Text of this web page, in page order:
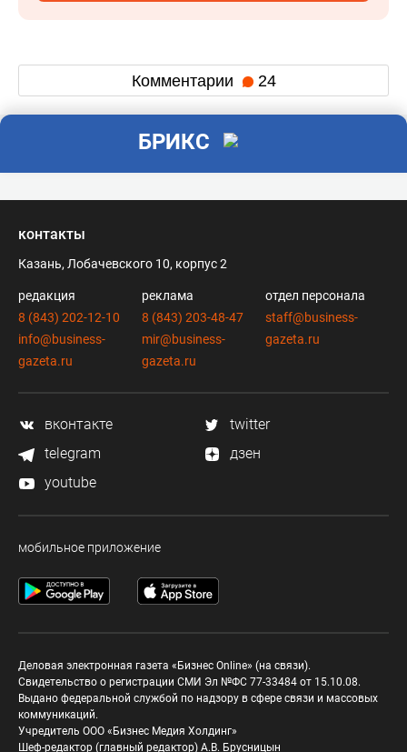
Комментарии 24
БРИКС
контакты
Казань, Лобачевского 10, корпус 2
редакция
8 (843) 202-12-10
info@business-
gazeta.ru
реклама
8 (843) 203-48-47
mir@business-
gazeta.ru
отдел персонала
staff@business-
gazeta.ru
вконтакте
twitter
telegram
дзен
youtube
мобильное приложение
Деловая электронная газета «Бизнес Online» (на связи).
Свидетельство о регистрации СМИ Эл №ФС 77-33484 от 15.10.08.
Выдано федеральной службой по надзору в сфере связи и массовых
коммуникаций.
Учредитель ООО «Бизнес Медия Холдинг»
Шеф-редактор (главный редактор) А.В. Брусницын